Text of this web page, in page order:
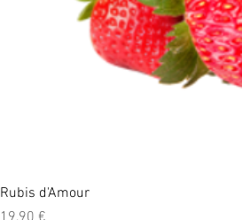
Rubis d'Amour
Prix